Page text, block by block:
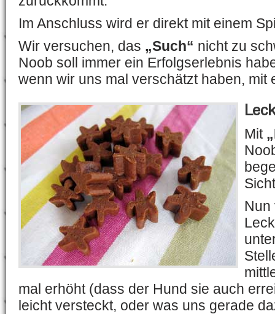
Im Anschluss wird er direkt mit einem
Wir versuchen, das „Such“ nicht zu
Noob soll immer ein Erfolgserlebnis
wenn wir uns mal verschätzt haben, mit
Mit
Nun
mal erhöht (dass der Hund sie auch
leicht versteckt, oder was uns gerade